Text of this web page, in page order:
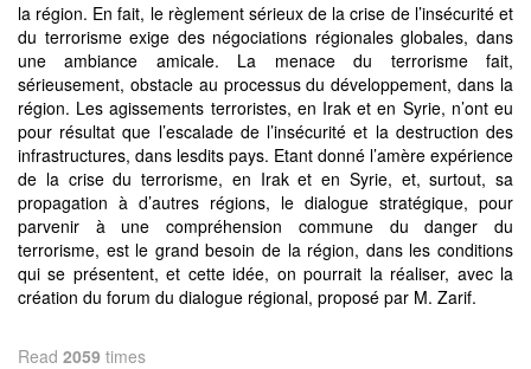
la région. En fait, le règlement sérieux de la crise de l’insécurité et
du terrorisme exige des négociations régionales globales, dans
une ambiance amicale. La menace du terrorisme fait,
sérieusement, obstacle au processus du développement, dans la
région. Les agissements terroristes, en Irak et en Syrie, n’ont eu
pour résultat que l’escalade de l’insécurité et la destruction des
infrastructures, dans lesdits pays. Etant donné l’amère expérience
de la crise du terrorisme, en Irak et en Syrie, et, surtout, sa
propagation à d’autres régions, le dialogue stratégique, pour
parvenir à une compréhension commune du danger du
terrorisme, est le grand besoin de la région, dans les conditions
qui se présentent, et cette idée, on pourrait la réaliser, avec la
création du forum du dialogue régional, proposé par M. Zarif.
Read 2059 times